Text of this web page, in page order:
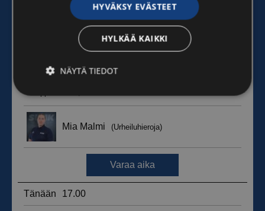
HYVÄKSY EVÄSTEET
HYLKÄÄ KAIKKI
NÄYTÄ TIEDOT
Ehdottomasti
välttämättömät
Suorituskyvylliset
Kohdentavat Toiminnalliset